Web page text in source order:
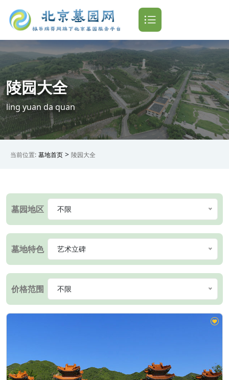
陵园大全
ling yuan da quan
当前位置: 墓地首页 > 陵园大全
墓园地区 不限
墓地特色 艺术立碑
价格范围 不限